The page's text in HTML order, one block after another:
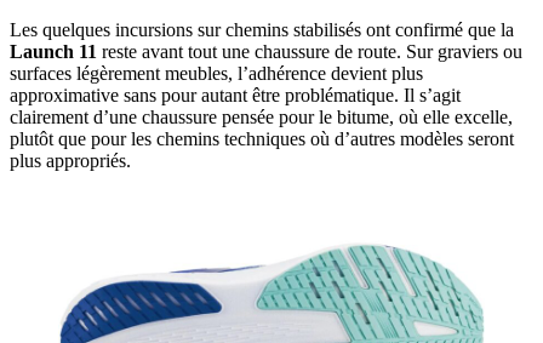
Les quelques incursions sur chemins stabilisés ont confirmé que la
Launch 11 reste avant tout une chaussure de route. Sur graviers ou
surfaces légèrement meubles, l’adhérence devient plus
approximative sans pour autant être problématique. Il s’agit
clairement d’une chaussure pensée pour le bitume, où elle excelle,
plutôt que pour les chemins techniques où d’autres modèles seront
plus appropriés.